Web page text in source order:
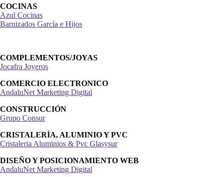
COCINAS
Azul Cocinas
Barnizados García e Hijos
COMPLEMENTOS/JOYAS
Jocafra Joyeros
COMERCIO ELECTRONICO
AndaluNet Marketing Digital
CONSTRUCCIÓN
Grupo Consur
CRISTALERÍA, ALUMINIO Y PVC
Cristaleria Aluminios & Pvc Glasysur
DISEÑO Y POSICIONAMIENTO WEB
AndaluNet Marketing Digital